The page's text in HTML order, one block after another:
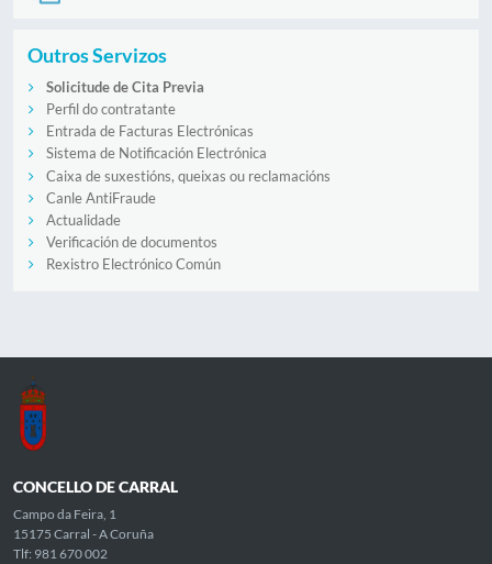
Outros Servizos
Solicitude de Cita Previa
Perfil do contratante
Entrada de Facturas Electrónicas
Sistema de Notificación Electrónica
Caixa de suxestións, queixas ou reclamacións
Canle AntiFraude
Actualidade
Verificación de documentos
Rexistro Electrónico Común
CONCELLO DE CARRAL
Campo da Feira, 1
15175 Carral - A Coruña
Tlf: 981 670 002